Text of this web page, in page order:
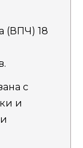
(ВПЧ) 18
с
и